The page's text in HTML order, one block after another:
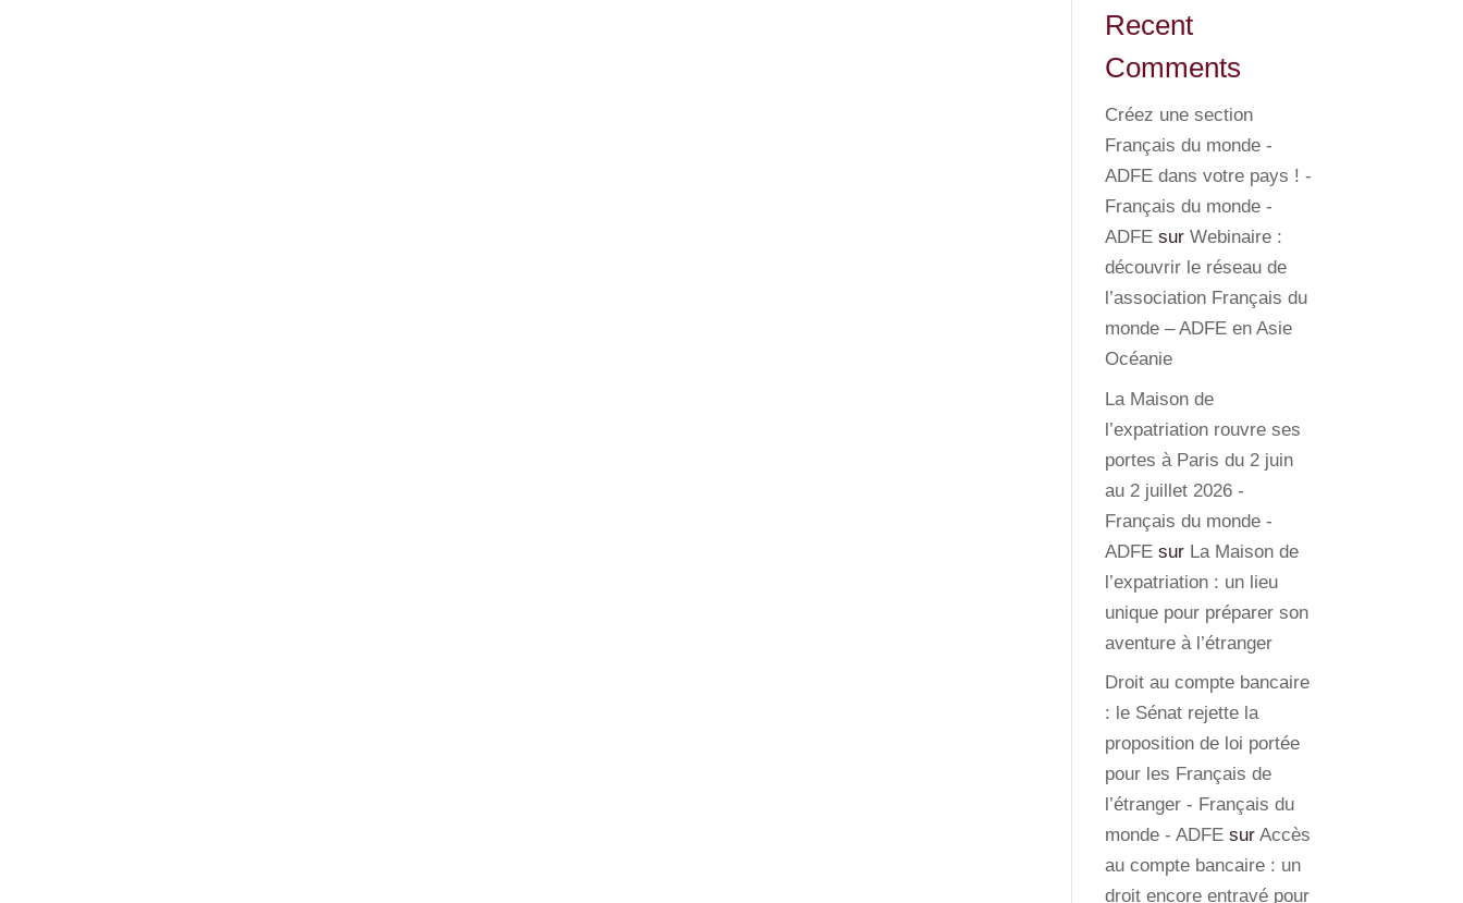
Recent
Comments
Créez une section
Français du monde -
ADFE dans votre pays ! -
Français du monde -
ADFE surWebinaire :
découvrir le réseau de
l’association Français du
monde – ADFE en Asie
Océanie
La Maison de
l’expatriation rouvre ses
portes à Paris du 2 juin
au 2 juillet 2026 -
Français du monde -
ADFE sur La Maison de
l’expatriation : un lieu
unique pour préparer son
aventure à l’étranger
Droit au compte bancaire
: le Sénat rejette la
proposition de loi portée
pour les Français de
l’étranger - Français du
monde - ADFE surAccès
au compte bancaire : un
droit encore entravé pour